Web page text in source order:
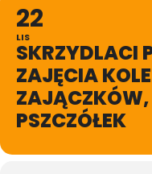
22
LIS
SKRZYDLACI
ZAJĘCIA
PSZCZÓŁEK